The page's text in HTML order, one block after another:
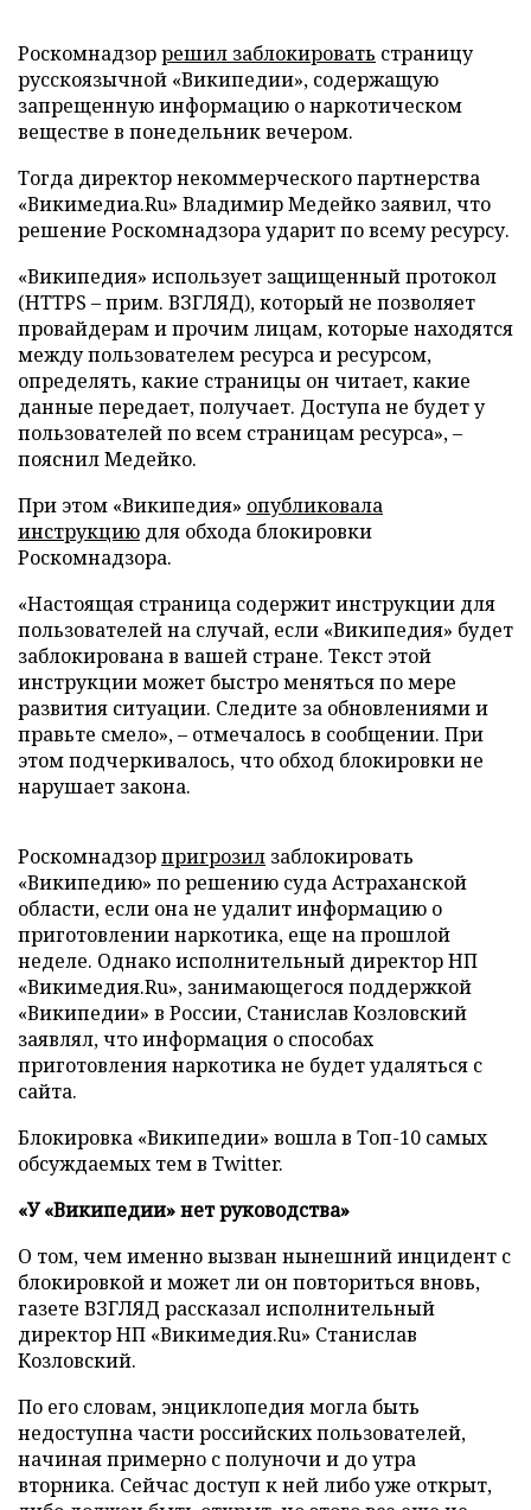
Роскомнадзоррешил заблокировать страницу
русскоязычной «Википедии», содержащую
запрещенную информацию о наркотическом
веществе в понедельник вечером.
Тогда директор некоммерческого партнерства
«Викимедиа.Ru» Владимир Медейко заявил, что
решение Роскомнадзора ударит по всему ресурсу.
«Википедия» использует защищенный протокол
(HTTPS – прим. ВЗГЛЯД), который не позволяет
провайдерам и прочим лицам, которые находятся
между пользователем ресурса и ресурсом,
определять, какие страницы он читает, какие
данные передает, получает. Доступа не будет у
пользователей по всем страницам ресурса», –
пояснил Медейко.
При этом «Википедия» опубликовала
инструкцию для обхода блокировки
Роскомнадзора.
«Настоящая страница содержит инструкции для
пользователей на случай, если «Википедия» будет
заблокирована в вашей стране. Текст этой
инструкции может быстро меняться по мере
развития ситуации. Следите за обновлениями и
правьте смело», – отмечалось в сообщении. При
этом подчеркивалось, что обход блокировки не
нарушает закона.
Роскомнадзорпригрозил заблокировать
«Википедию» по решению суда Астраханской
области, если она не удалит информацию о
приготовлении наркотика, еще на прошлой
неделе. Однако исполнительный директор НП
«Викимедия.Ru», занимающегося поддержкой
«Википедии» в России, Станислав Козловский
заявлял, что информация о способах
приготовления наркотика не будет удаляться с
сайта.
Блокировка «Википедии» вошла в Топ-10 самых
обсуждаемых тем в Twitter.
«У «Википедии» нет руководства»
О том, чем именно вызван нынешний инцидент с
блокировкой и может ли он повториться вновь,
газете ВЗГЛЯД рассказал исполнительный
директор НП «Викимедия.Ru» Станислав
Козловский.
По его словам, энциклопедия могла быть
недоступна части российских пользователей,
начиная примерно с полуночи и до утра
вторника. Сейчас доступ к ней либо уже открыт,